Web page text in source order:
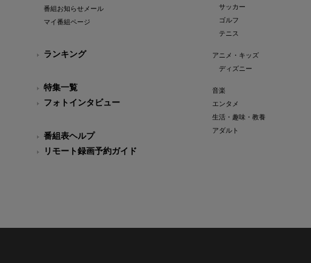
番組お知らせメール
マイ番組ページ
ランキング
特集一覧
フォトインタビュー
番組表ヘルプ
リモート録画予約ガイド
サッカー
ゴルフ
テニス
アニメ・キッズ
ディズニー
音楽
エンタメ
生活・趣味・教養
アダルト